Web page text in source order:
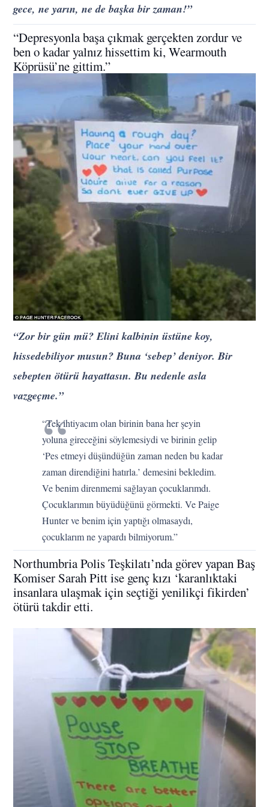
gece, ne yarın, ne de başka bir zaman!”
“Depresyonla başa çıkmak gerçekten zordur ve
ben o kadar yalnız hissettim ki, Wearmouth
Köprüsü’ne gittim.”
“Zor bir gün mü? Elini kalbinin üstüne koy,
hissedebiliyor musun? Buna ‘sebep’ deniyor. Bir
sebepten ötürü hayattasın. Bu nedenle asla
vazgeçme.”
“Tek ihtiyacım olan birinin bana her şeyin
yoluna gireceğini söylemesiydi ve birinin gelip
‘Pes etmeyi düşündüğün zaman neden bu kadar
zaman direndiğini hatırla.’ demesini bekledim.
Ve benim direnmemi sağlayan çocuklarımdı.
Çocuklarımın büyüdüğünü görmekti. Ve Paige
Hunter ve benim için yaptığı olmasaydı,
çocuklarım ne yapardı bilmiyorum.”
Northumbria Polis Teşkilatı’nda görev yapan Baş
Komiser Sarah Pitt ise genç kızı ‘karanlıktaki
insanlara ulaşmak için seçtiği yenilikçi fikirden’
ötürü takdir etti.